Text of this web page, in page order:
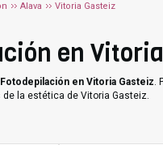
Alava Vitoria Gasteiz
en
en Vitoria Gasteiz.
la estética de Vitoria Gasteiz.